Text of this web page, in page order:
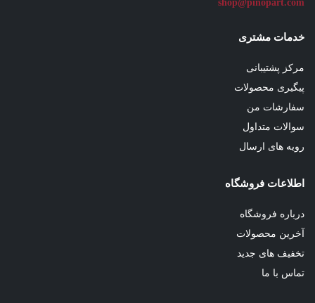
shop@pinopart.com
خدمات مشتری
مرکز پشتیبانی
پیگیری محصولات
سفارشات من
سوالات متداول
رویه های ارسال
اطلاعات فروشگاه
درباره فروشگاه
آخرین محصولات
تخفیف های جدید
تماس با ما